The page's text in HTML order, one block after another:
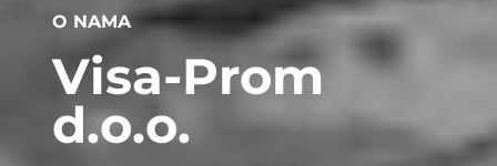
O NAMA
Visa-Prom
d.o.o.